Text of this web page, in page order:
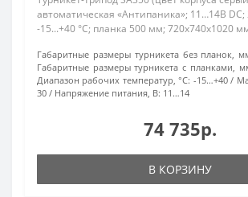
автоматическая «Антипаника»; 11…14В DC;
-15...+40 °C; планка 500 мм; 720х740х1020
Габаритные размеры турникета без планок,
Габаритные размеры турникета с планками,
Диапазон рабочих температур, °С: -15…+40
30
Напряжение питания, В: 11…14
74 735р.
В КОРЗИНУ